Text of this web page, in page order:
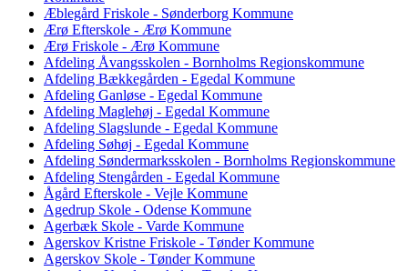
Æblegård Friskole - Sønderborg Kommune
Ærø Efterskole - Ærø Kommune
Ærø Friskole - Ærø Kommune
Afdeling Åvangsskolen - Bornholms Regionskommune
Afdeling Bækkegården - Egedal Kommune
Afdeling Ganløse - Egedal Kommune
Afdeling Maglehøj - Egedal Kommune
Afdeling Slagslunde - Egedal Kommune
Afdeling Søhøj - Egedal Kommune
Afdeling Søndermarksskolen - Bornholms Regionskommune
Afdeling Stengården - Egedal Kommune
Ågård Efterskole - Vejle Kommune
Agedrup Skole - Odense Kommune
Agerbæk Skole - Varde Kommune
Agerskov Kristne Friskole - Tønder Kommune
Agerskov Skole - Tønder Kommune